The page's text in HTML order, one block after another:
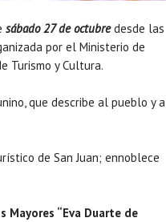
sábado 27 de octubre desde las
por el Ministerio de
Turismo y Cultura.
que describe al pueblo y a
de San Juan; ennoblece
Mayores “Eva Duarte de